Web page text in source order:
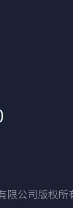
限公司版权